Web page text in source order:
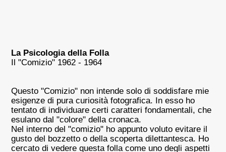
La Psicologia della Folla
Il "Comizio" 1962 - 1964
Questo "Comizio" non intende solo di soddisfare mie
esigenze di pura curiosità fotografica. In esso ho
tentato di individuare certi caratteri fondamentali, che
esulano dal "colore" della cronaca.
Nel interno del "comizio" ho appunto voluto evitare il
gusto del bozzetto o della scoperta dilettantesca. Ho
cercato di vedere questa folla come uno degli aspetti